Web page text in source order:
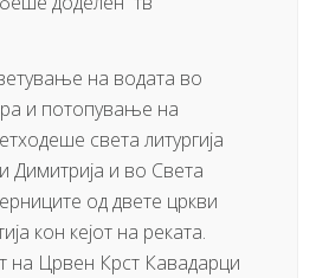
на водата во
и потопување на
света литургија
Димитрија и во Света
од двете цркви
кон кејот на реката.
на Црвен Крст Кавадарци